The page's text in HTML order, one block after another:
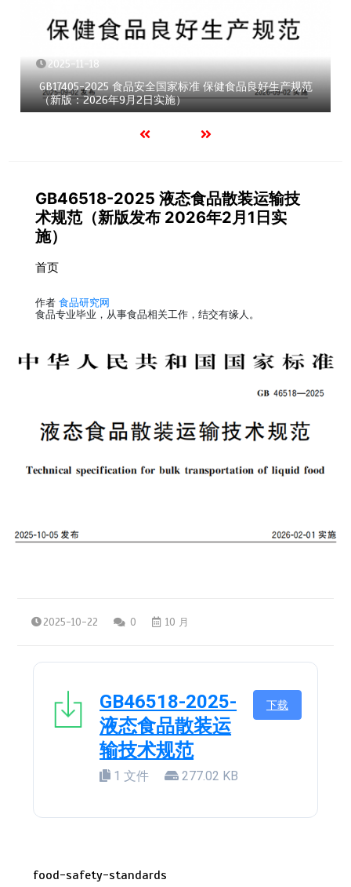
2025-11-18
GB17405-2025 食品安全国家标准 保健食品良好生产规范
（新版：2026年9月2日实施）
GB46518-2025 液态食品散装运输技
术规范（新版发布 2026年2月1日实
施）
首页
作者 食品研究网
食品专业毕业，从事食品相关工作，结交有缘人。
2025-10-22 0 10 月
GB46518-2025-
液态食品散装运
输技术规范
1 文件 277.02 KB
下载
food-safety-standards